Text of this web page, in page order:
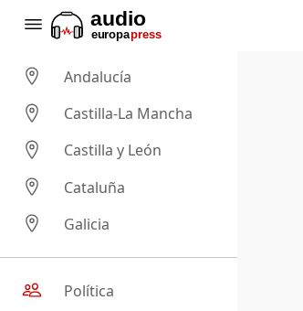
Andalucía
Castilla-La Mancha
Castilla y León
Cataluña
Galicia
Política